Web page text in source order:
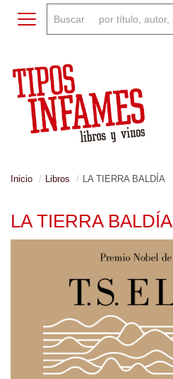
Toggle navigation
Inicio Libros LA TIERRA BALDÍA
LA TIERRA BALDÍA